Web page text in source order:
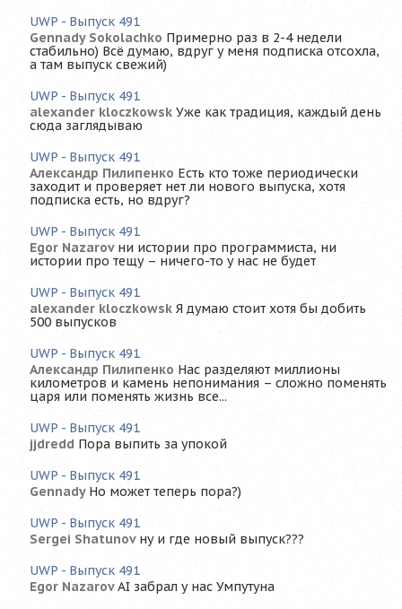
UWP - Выпуск 491
Gennady Sokolachko Примерно раз в 2-4 недели
стабильно) Всё думаю, вдруг у меня подписка отсохла,
а там выпуск свежий)
UWP - Выпуск 491
alexander kloczkowsk Уже как традиция, каждый день
сюда заглядываю
UWP - Выпуск 491
Александр Пилипенко Есть кто тоже периодически
заходит и проверяет нет ли нового выпуска, хотя
подписка есть, но вдруг?
UWP - Выпуск 491
Egor Nazarov ни истории про программиста, ни
истории про тещу – ничего-то у нас не будет
UWP - Выпуск 491
alexander kloczkowsk Я думаю стоит хотя бы добить
500 выпусков
UWP - Выпуск 491
Александр Пилипенко Нас разделяют миллионы
километров и камень непонимания – сложно поменять
царя или поменять жизнь все...
UWP - Выпуск 491
jjdredd Пора выпить за упокой
UWP - Выпуск 491
Gennady Но может теперь пора?)
UWP - Выпуск 491
Sergei Shatunov ну и где новый выпуск???
UWP - Выпуск 491
Egor Nazarov AI забрал у нас Умпутуна